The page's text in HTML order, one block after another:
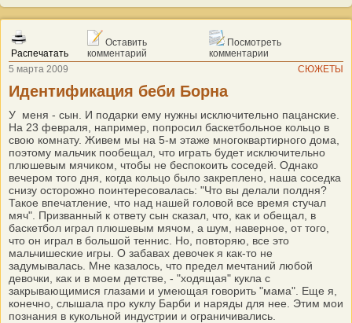
Распечатать
Оставить
комментарий
Посмотреть
комментарии
5 марта 2009
СЮЖЕТЫ
Идентификация беби Борна
У меня - сын. И подарки ему нужны исключительно пацанские.
На 23 февраля, например, попросил баскетбольное кольцо в
свою комнату. Живем мы на 5-м этаже многоквартирного дома,
поэтому мальчик пообещал, что играть будет исключительно
плюшевым мячиком, чтобы не беспокоить соседей. Однако
вечером того дня, когда кольцо было закреплено, наша соседка
снизу осторожно поинтересовалась: "Что вы делали полдня?
Такое впечатление, что над нашей головой все время стучал
мяч". Призванный к ответу сын сказал, что, как и обещал, в
баскетбол играл плюшевым мячом, а шум, наверное, от того,
что он играл в большой теннис. Но, повторяю, все это
мальчишеские игры. О забавах девочек я как-то не
задумывалась. Мне казалось, что предел мечтаний любой
девочки, как и в моем детстве, - "ходящая" кукла с
закрывающимися глазами и умеющая говорить "мама". Еще я,
конечно, слышала про куклу Барби и наряды для нее. Этим мои
познания в кукольной индустрии и ограничивались.